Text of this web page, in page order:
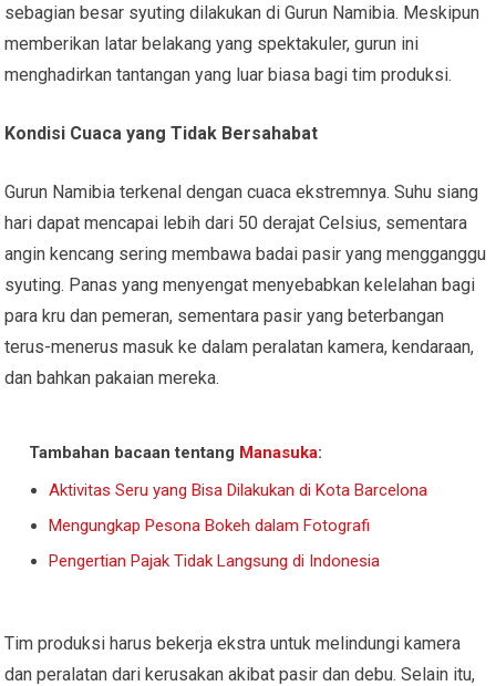
sebagian besar syuting dilakukan di Gurun Namibia. Meskipun
memberikan latar belakang yang spektakuler, gurun ini
menghadirkan tantangan yang luar biasa bagi tim produksi.
Kondisi Cuaca yang Tidak Bersahabat
Gurun Namibia terkenal dengan cuaca ekstremnya. Suhu siang
hari dapat mencapai lebih dari 50 derajat Celsius, sementara
angin kencang sering membawa badai pasir yang mengganggu
syuting. Panas yang menyengat menyebabkan kelelahan bagi
para kru dan pemeran, sementara pasir yang beterbangan
terus-menerus masuk ke dalam peralatan kamera, kendaraan,
dan bahkan pakaian mereka.
Tambahan bacaan tentang Manasuka:
Aktivitas Seru yang Bisa Dilakukan di Kota Barcelona
Mengungkap Pesona Bokeh dalam Fotografi
Pengertian Pajak Tidak Langsung di Indonesia
Tim produksi harus bekerja ekstra untuk melindungi kamera
dan peralatan dari kerusakan akibat pasir dan debu. Selain itu,